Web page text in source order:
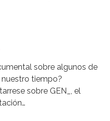
sobre algunos de
tiempo?
sobre GEN_, el